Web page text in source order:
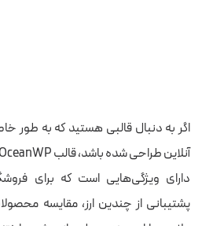
اگر به دنبال قالبی هستید که به طور
دارای ویژگی‌هایی است که برای
پشتیبانی از چندین ارز، مقایسه